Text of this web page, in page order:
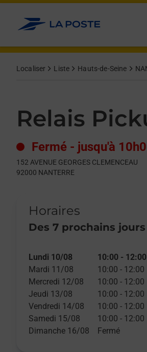
Allez au contenu
Localiser Liste Hauts-de-Seine
Relais
Fermé - jusqu'à
152 AVENUE GEORGES CLEMENCEAU
92000 NANTERRE
Horaires
Des 7 prochains jours
Day of the WeekHours
Lundi 10/08 10:00 - 12:00
Mardi 11/08
10:00 - 12:00
Mercredi 12/08
10:00 - 12:00
Jeudi 13/08
10:00 - 12:00
Vendredi 14/08
10:00 - 12:00
Samedi 15/08
10:00 - 12:00
Dimanche 16/08
Fermé
Get directions to Relais Pickup at 152
lien s'ouvre dans un nouvel onglet